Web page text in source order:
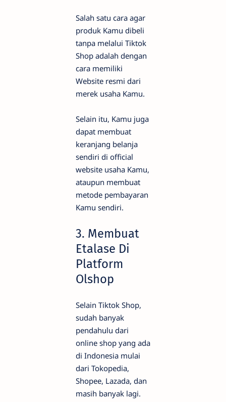
Salah satu cara agar
produk Kamu dibeli
tanpa melalui Tiktok
Shop adalah dengan
cara memiliki
Website resmi dari
merek usaha Kamu.
Selain itu, Kamu juga
dapat membuat
keranjang belanja
sendiri di official
website usaha Kamu,
ataupun membuat
metode pembayaran
Kamu sendiri.
3. Membuat
Etalase Di
Platform
Olshop
Selain Tiktok Shop,
sudah banyak
pendahulu dari
online shop yang ada
di Indonesia mulai
dari Tokopedia,
Shopee, Lazada, dan
masih banyak lagi.